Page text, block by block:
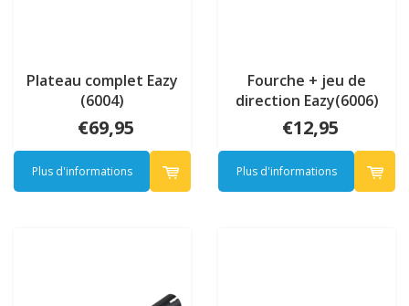
Plateau complet Eazy
(6004)
€69,95
Plus d'informations
Fourche + jeu de
direction Eazy(6006)
€12,95
Plus d'informations